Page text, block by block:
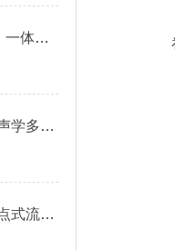
多普勒声学流速仪 JD-LS6：一体化设计，适用于明渠及非满管流量在线监测
环境监测与科研利器：微型声学多普勒流速仪的关键技术分析
从测量到数据：声学多普勒点式流速仪的采集与分析方法